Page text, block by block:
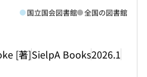
[著]SielpA Books2026.1
国立国会図書館 全国の図書館